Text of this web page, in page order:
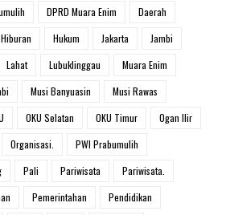
DPRD Muara Enim
Daerah
Hiburan Hukum Jakarta
Jambi
Lahat Lubuklinggau
Muara Enim
Musi Banyuasin
Musi Rawas
OKU Selatan OKU Timur
Ogan Ilir
Organisasi.
PWI Prabumulih
Pali Pariwisata
Pariwisata.
Pemerintahan
Pendidikan